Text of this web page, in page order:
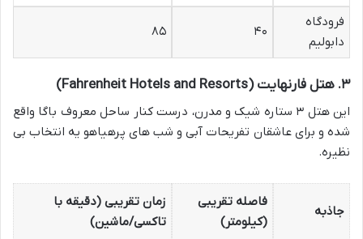
فرودگاه
دابولیم
۴۰ ۸۵
۳. هتل فارنهایت (Fahrenheit Hotels and Resorts)
این هتل ۳ ستاره شیک و مدرن، درست کنار ساحل معروف باگا واقع
شده و برای عاشقان تفریحات آبی و شب های پرهیاهو یه انتخاب بی
نظیره.
جاذبه
فاصله تقریبی
(کیلومتر)
زمان تقریبی (دقیقه با
تاکسی/ماشین)